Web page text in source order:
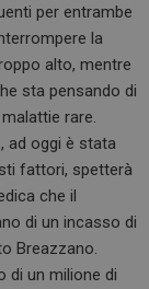
per entrambe
la
alto, mentre
sta pensando di
rare.
ad oggi è stata
fattori, spetterà
che il
di un incasso di
Breazzano.
di un milione di